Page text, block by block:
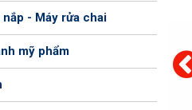
nắp - Máy rửa chai
mỹ phẩm